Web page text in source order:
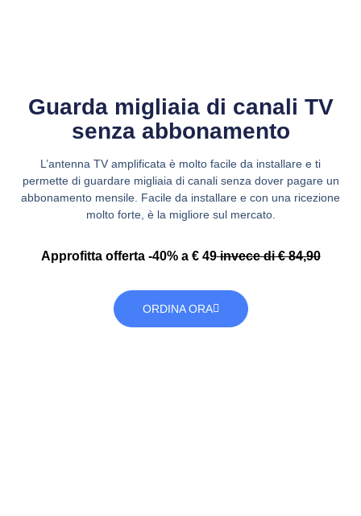
Guarda migliaia di canali TV
senza abbonamento
L’antenna TV amplificata è molto facile da installare e ti
permette di guardare migliaia di canali senza dover pagare un
abbonamento mensile. Facile da installare e con una ricezione
molto forte, è la migliore sul mercato.
Approfitta offerta -40% a € 49invece di € 84,90
ORDINA ORA